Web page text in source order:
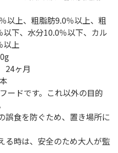
以上、粗脂肪9.0％以上、粗
下、水分10.0％以下、カル
以上
24ヶ月
ードです。これ以外の目的
誤食を防ぐため、置き場所に
る時は、安全のため大人が監